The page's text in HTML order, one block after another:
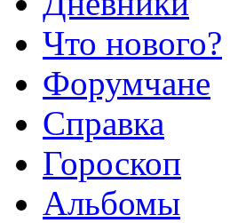
Что нового?
Форумчане
Справка
Гороскоп
Альбомы